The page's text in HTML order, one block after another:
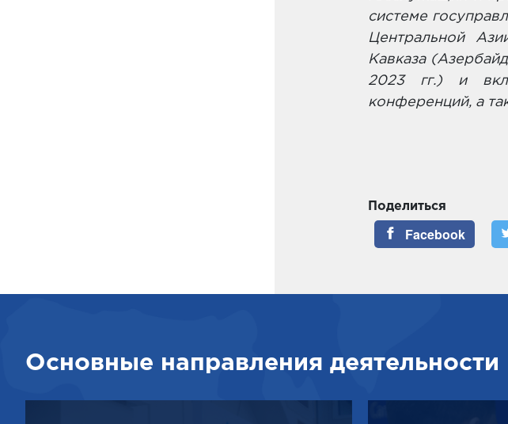
системе
Центральной
Кавказа
2023 гг.) и
конференций, а
Поделиться
Facebook
Основные направления деятельности